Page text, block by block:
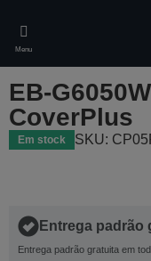
main
content
Menu
EB-
CoverPlus
Em stock SKU:
Entrega padrão
Entrega padrão gratuita em